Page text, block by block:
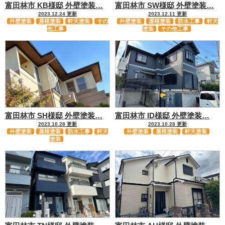
富田林市 KB様邸 外壁塗装…
2023.12.24 更新
外壁塗装 屋根塗装 軒天塗装
その
他工事
富田林市 SW様邸 外壁塗装…
2023.12.11 更新
外壁塗装 屋根塗装 防水工事
軒天
塗装
その他工事
富田林市 SH様邸 外壁塗装…
2023.10.28 更新
外壁塗装 屋根塗装 防水工事
軒天
塗装
富田林市 ID様邸 外壁塗装…
2023.10.28 更新
外壁塗装 屋根塗装 軒天塗装